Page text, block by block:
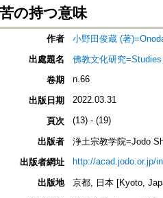
の持つ意味
作者
小野田俊蔵 (著
出處題名
佛教文化研究
卷期
n.66
出版日期 2022.03.31
頁次 (13) - (19)
出版者
浄土宗教学院=Jodo
出版者網址
http://acad.jodo.or.jp/
出版地
京都, 日本 [Kyoto,